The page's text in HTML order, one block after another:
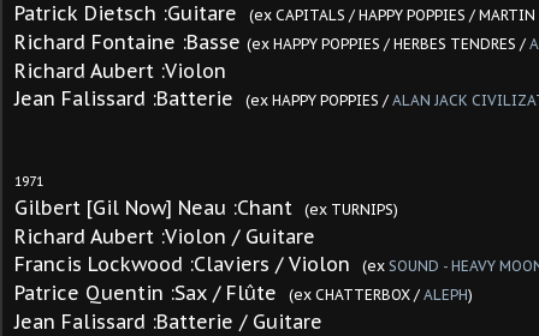
Patrick Dietsch :Guitare (ex CAPITALS / HAPPY POPPIES / MARTIN
Richard Fontaine :Basse (ex HAPPY POPPIES / HERBES TENDRES /
Richard Aubert :Violon
Jean Falissard :Batterie
(ex HAPPY POPPIES / ALAN JACK
1971
Gilbert [Gil Now] Neau :Chant (ex TURNIPS)
Richard Aubert :Violon / Guitare
Francis Lockwood :Claviers / Violon
(ex SOUND - HEAVY
Patrice Quentin :Sax / Flûte (ex CHATTERBOX / ALEPH)
Jean Falissard :Batterie / Guitare